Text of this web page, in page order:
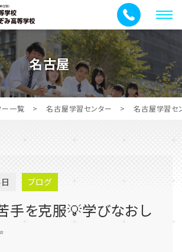
メ
ニ
ュ
ー
名古屋
ー一覧 > 名古屋学習センター > 名古屋学習セ
ブログ
苦手を克服💡学びなおし